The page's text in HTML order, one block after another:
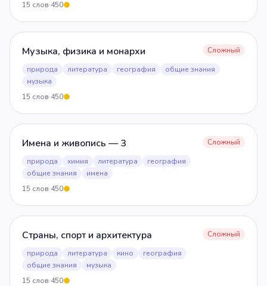
15 слов·450
Музыка, физика и монархи
Сложный
природа
литература география
общие знания
музыка
15 слов·450
Имена и живопись — 3
Сложный
природа
химия литература
география
общие знания
имена
15 слов·450
Страны, спорт и архитектура
Сложный
природа
литература кино
география
общие знания
музыка
15 слов·450